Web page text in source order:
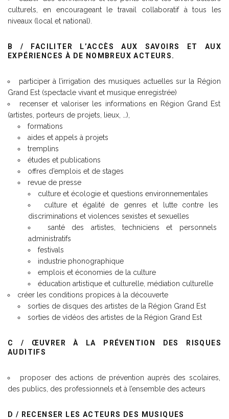
culturels, en encourageant le travail collaboratif à tous les
niveaux (local et national).
B / FACILITER L’ACCÈS AUX SAVOIRS ET AUX
EXPÉRIENCES À DE NOMBREUX ACTEURS.
participer à l’irrigation des musiques actuelles sur la Région
Grand Est (spectacle vivant et musique enregistrée)
recenser et valoriser les informations en Région Grand Est
(artistes, porteurs de projets, lieux, …),
formations
aides et appels à projets
tremplins
études et publications
offres d’emplois et de stages
revue de presse
culture et écologie et questions environnementales
culture et égalité de genres et lutte contre les
discriminations et violences sexistes et sexuelles
santé des artistes, techniciens et personnels
administratifs
festivals
industrie phonographique
emplois et économies de la culture
éducation artistique et culturelle, médiation culturelle
créer les conditions propices à la découverte
sorties de disques des artistes de la Région Grand Est
sorties de vidéos des artistes de la Région Grand Est
C / ŒUVRER À LA PRÉVENTION DES RISQUES
AUDITIFS
proposer des actions de prévention auprès des scolaires,
des publics, des professionnels et à l’ensemble des acteurs
D / RECENSER LES ACTEURS DES MUSIQUES